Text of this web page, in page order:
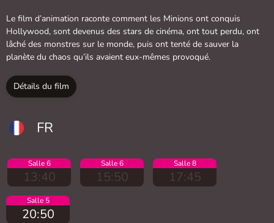
Le film d’animation raconte comment les Minions ont conquis
Hollywood, sont devenus des stars de cinéma, ont tout perdu, ont
lâché des monstres sur le monde, puis ont tenté de sauver la
planète du chaos qu’ils avaient eux-mêmes provoqué.
Détails du film
FR
Salle 6
13:40
Salle 6
15:50
Salle 8
17:45
Salle 5
20:50